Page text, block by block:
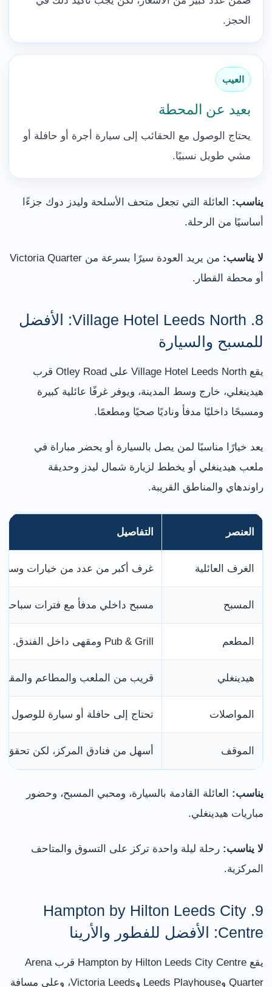
الحجز.
العيب
بعيد عن المحطة
يحتاج الوصول مع الحقائب إلى سيارة أجرة أو حافلة أو
مشي طويل نسبيًا.
يناسب: العائلة التي تجعل متحف الأسلحة وليدز دوك جزءًا
أساسيًا من الرحلة.
لا يناسب:
من يريد العودة سيرًا بسرعة من Victoria Quarter
أو محطة القطار.
8. Village Hotel Leeds North: الأفضل
للمسبح والسيارة
يقع Village Hotel Leeds North على Otley Road قرب
هيدينغلي، خارج وسط المدينة، ويوفر غرفًا عائلية كبيرة
ومسبحًا داخليًا مدفأ وناديًا صحيًا ومطعمًا.
يعد خيارًا مناسبًا لمن يصل بالسيارة أو يحضر مباراة في
ملعب هيدينغلي أو يخطط لزيارة شمال ليدز وحديقة
راوندهاي والمناطق القريبة.
العنصر التفاصيل
الغرف العائلية غرف أكبر من عدد من خيارات وسط
المسبح مسبح داخلي مدفأ مع فترات سباحة
المطعم Pub & Grill ومقهى داخل الفندق.
هيدينغلي قريب من الملعب والمطاعم
المواصلات تحتاج إلى حافلة أو سيارة للوصول
الموقف أسهل من فنادق المركز، لكن
يناسب: العائلة القادمة بالسيارة، ومحبي المسبح، وحضور
مباريات هيدينغلي.
لا يناسب: رحلة ليلة واحدة تركز على التسوق والمتاحف
المركزية.
9. Hampton by Hilton Leeds City
Centre: الأفضل للفطور والأرينا
يقع Hampton by Hilton Leeds City Centre قرب Arena
Quarter وLeeds Playhouse وVictoria Leeds، وعلى مسافة